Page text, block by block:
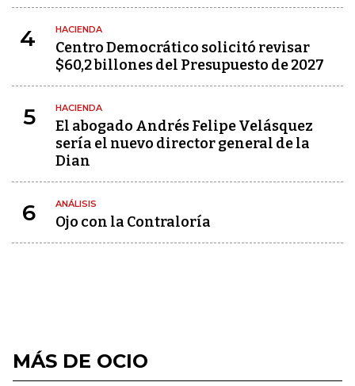
4 HACIENDA
Centro Democrático solicitó revisar
$60,2 billones del Presupuesto de 2027
5 HACIENDA
El abogado Andrés Felipe Velásquez
sería el nuevo director general de la
Dian
6 ANÁLISIS
Ojo con la Contraloría
MÁS DE OCIO